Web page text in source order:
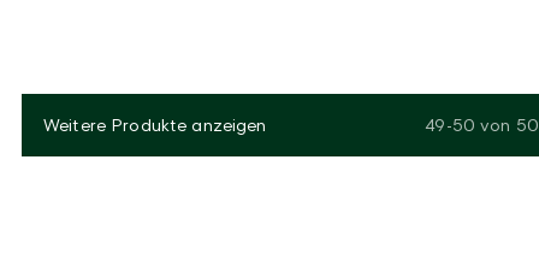
Weitere Produkte anzeigen 49-50 von 50